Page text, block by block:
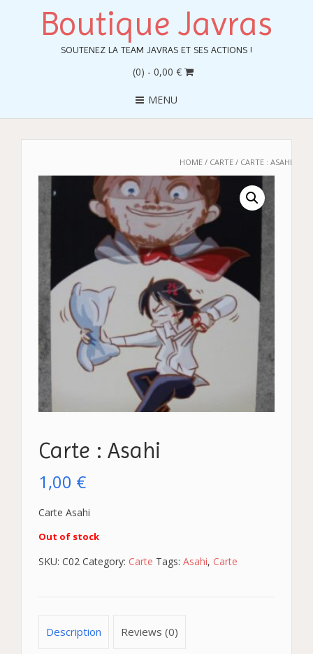
Boutique Javras
SOUTENEZ LA TEAM JAVRAS ET SES ACTIONS !
(0) - 0,00 €
MENU
HOME / CARTE / CARTE : ASAHI
Carte : Asahi
1,00 €
Carte Asahi
Out of stock
SKU: C02 Category: Carte Tags: Asahi, Carte
Description Reviews (0)